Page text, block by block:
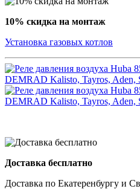
10% скидка на монтаж
Установка газовых котлов
Доставка бесплатно
Доставка по Екатеренбургу и